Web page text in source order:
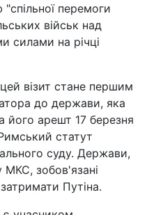
перемоги
військ над
силами на річці
візит стане першим
до держави, яка
його арешт 17 березня
статут
суду. Держави,
зобов'язані
Путіна.